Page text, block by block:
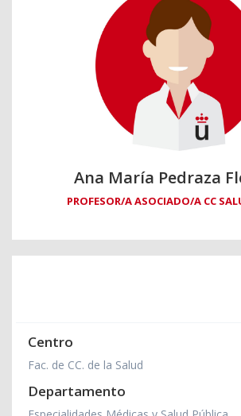
Ana María Pedraza
PROFESOR/A ASOCIADO/A CC
Centro
Fac. de CC. de la Salud
Departamento